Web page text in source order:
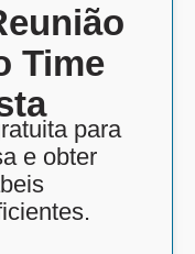
Time
para
e obter